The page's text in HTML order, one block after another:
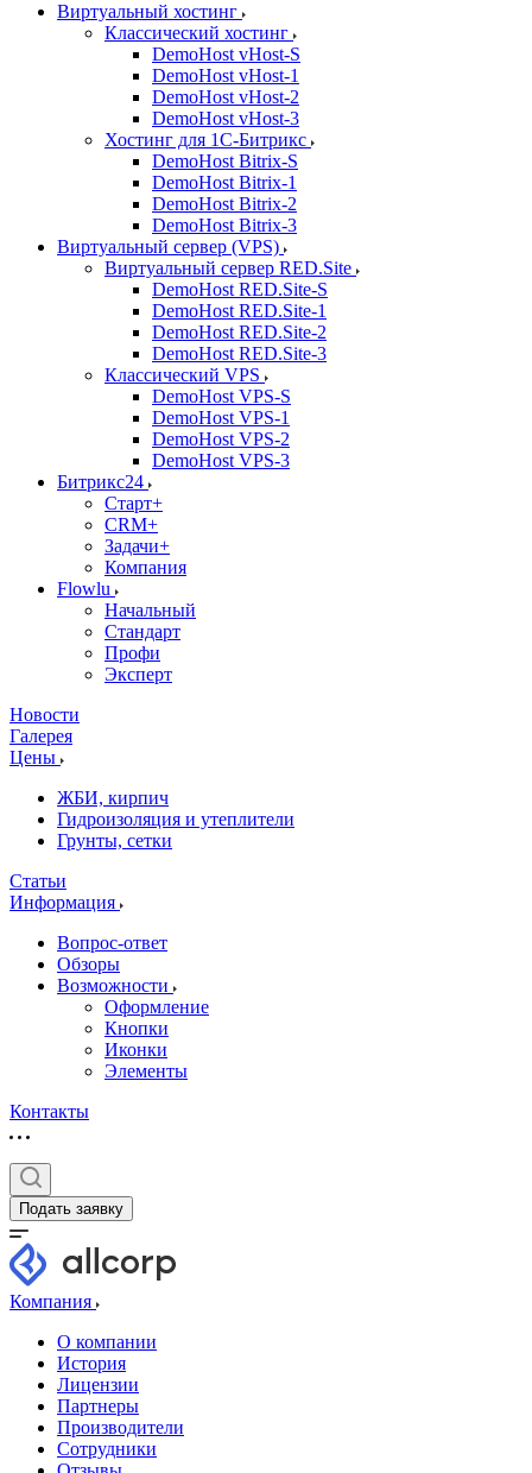
Виртуальный хостинг
Классический хостинг
DemoHost vHost-S
DemoHost vHost-1
DemoHost vHost-2
DemoHost vHost-3
Хостинг для 1С-Битрикс
DemoHost Bitrix-S
DemoHost Bitrix-1
DemoHost Bitrix-2
DemoHost Bitrix-3
Виртуальный сервер (VPS)
Виртуальный сервер RED.Site
DemoHost RED.Site-S
DemoHost RED.Site-1
DemoHost RED.Site-2
DemoHost RED.Site-3
Классический VPS
DemoHost VPS-S
DemoHost VPS-1
DemoHost VPS-2
DemoHost VPS-3
Битрикс24
Старт+
CRM+
Задачи+
Компания
Flowlu
Начальный
Стандарт
Профи
Эксперт
Новости
Галерея
Цены
ЖБИ, кирпич
Гидроизоляция и утеплители
Грунты, сетки
Статьи
Информация
Вопрос-ответ
Обзоры
Возможности
Оформление
Кнопки
Иконки
Элементы
Контакты
Подать заявку
Компания
О компании
История
Лицензии
Партнеры
Производители
Сотрудники